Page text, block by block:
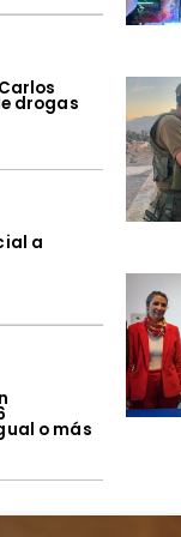
drogas
a
o más